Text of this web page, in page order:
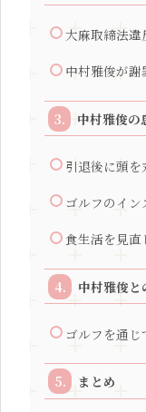
大麻取締法違
中村雅俊が
中村雅俊の
引退後に頭を
ゴルフのイ
食生活を見直
中村雅俊と
ゴルフを通
まとめ